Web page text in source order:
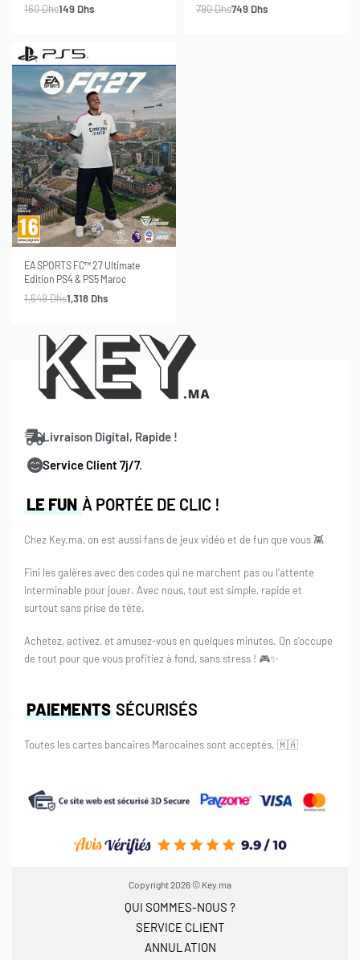
160Dhs149 Dhs 790Dhs749 Dhs
EA SPORTS FC™ 27 Ultimate
Edition PS4 & PS5 Maroc
1,649Dhs1,318 Dhs
LE FUNÀ PORTÉE DE CLIC !
Chez Key.ma, on est aussi fans de jeux vidéo et de fun que vous 👾
Fini les galères avec des codes qui ne marchent pas ou l’attente
interminable pour jouer. Avec nous, tout est simple, rapide et
surtout sans prise de tête.
Achetez, activez, et amusez-vous en quelques minutes. On s’occupe
de tout pour que vous profitiez à fond, sans stress ! 🎮✨
Livraison Digital, Rapide !
Service Client 7j/7.
PAIEMENTS SÉCURISÉS
Toutes les cartes bancaires Marocaines sont acceptés. 🇲🇦
Copyright 2026 © Key.ma
QUI SOMMES-NOUS ?
SERVICE CLIENT
ANNULATION